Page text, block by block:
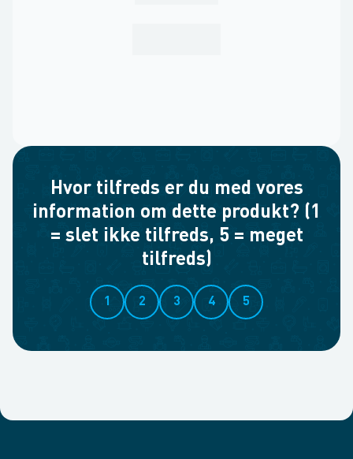
Hvor tilfreds er du med vores
information om dette produkt? (1
= slet ikke tilfreds, 5 = meget
tilfreds)
1 2 3 4 5